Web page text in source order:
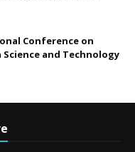
Conference on
and Technology